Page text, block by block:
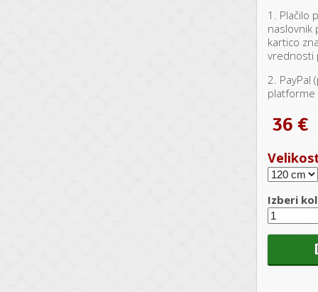
1. Plačilo
naslovnik
kartico
vrednosti
2. PayPal
platforme
36 €
Izberi